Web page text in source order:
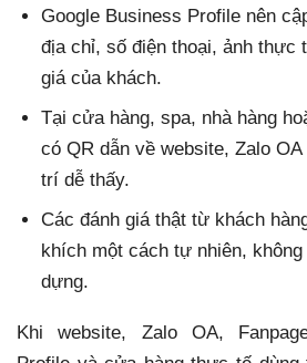
Google Business Profile nên
địa chỉ, số điện thoại, ảnh thực
giá của khách.
Tại cửa hàng, spa, nhà hàng
có QR dẫn về website, Zalo
trí dễ thấy.
Các đánh giá thật từ khách
khích một cách tự nhiên,
dựng.
Khi website, Zalo OA,